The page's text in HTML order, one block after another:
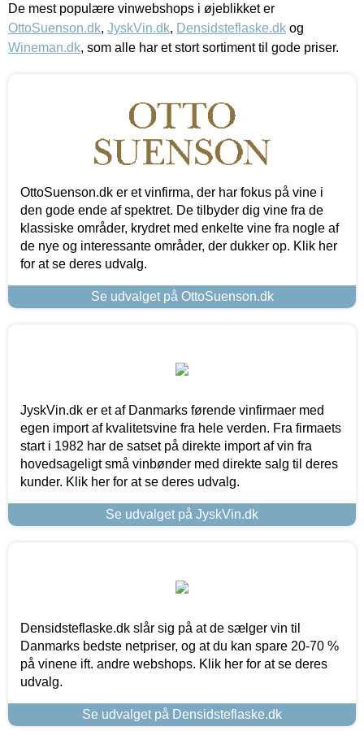
De mest populære vinwebshops i øjeblikket er
OttoSuenson.dk, JyskVin.dk, Densidsteflaske.dk og
Wineman.dk, som alle har et stort sortiment til gode priser.
OttoSuenson.dk er et vinfirma, der har fokus på vine i
den gode ende af spektret. De tilbyder dig vine fra de
klassiske områder, krydret med enkelte vine fra nogle af
de nye og interessante områder, der dukker op. Klik her
for at se deres udvalg.
Se udvalget på OttoSuenson.dk
JyskVin.dk er et af Danmarks førende vinfirmaer med
egen import af kvalitetsvine fra hele verden. Fra firmaets
start i 1982 har de satset på direkte import af vin fra
hovedsageligt små vinbønder med direkte salg til deres
kunder. Klik her for at se deres udvalg.
Se udvalget på JyskVin.dk
Densidsteflaske.dk slår sig på at de sælger vin til
Danmarks bedste netpriser, og at du kan spare 20-70 %
på vinene ift. andre webshops. Klik her for at se deres
udvalg.
Se udvalget på Densidsteflaske.dk